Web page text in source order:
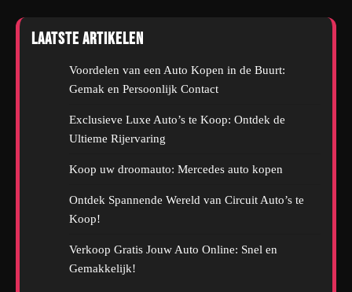
Laatste artikelen
Voordelen van een Auto Kopen in de Buurt:
Gemak en Persoonlijk Contact
Exclusieve Luxe Auto’s te Koop: Ontdek de
Ultieme Rijervaring
Koop uw droomauto: Mercedes auto kopen
Ontdek Spannende Wereld van Circuit Auto’s te
Koop!
Verkoop Gratis Jouw Auto Online: Snel en
Gemakkelijk!